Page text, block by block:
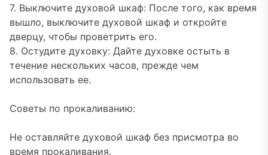
7. Выключите духовой шкаф: После того, как время
вышло, выключите духовой шкаф и откройте
дверцу, чтобы проветрить его.
8. Остудите духовку: Дайте духовке остыть в
течение нескольких часов, прежде чем
использовать ее.
Советы по прокаливанию:
Не оставляйте духовой шкаф без присмотра во
время прокаливания.